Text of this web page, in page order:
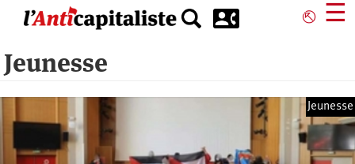
principal
⎋ ☰
Jeunesse
Jeunesse